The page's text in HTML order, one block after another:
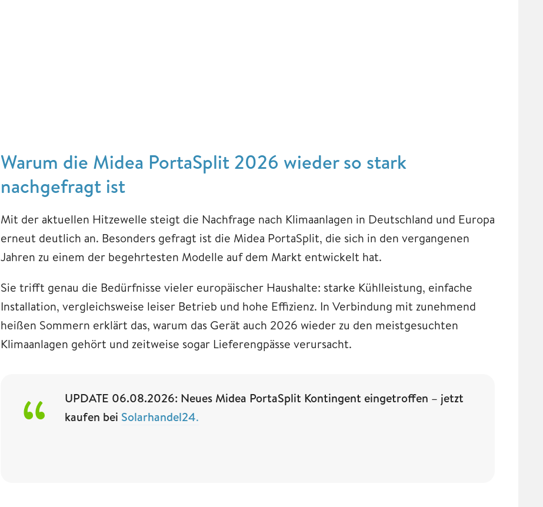
Warum die Midea PortaSplit 2026 wieder so stark
nachgefragt ist
Mit der aktuellen Hitzewelle steigt die Nachfrage nach Klimaanlagen in Deutschland und Europa
erneut deutlich an. Besonders gefragt ist die Midea PortaSplit, die sich in den vergangenen
Jahren zu einem der begehrtesten Modelle auf dem Markt entwickelt hat.
Sie trifft genau die Bedürfnisse vieler europäischer Haushalte: starke Kühlleistung, einfache
Installation, vergleichsweise leiser Betrieb und hohe Effizienz. In Verbindung mit zunehmend
heißen Sommern erklärt das, warum das Gerät auch 2026 wieder zu den meistgesuchten
Klimaanlagen gehört und zeitweise sogar Lieferengpässe verursacht.
UPDATE 06.08.2026: Neues Midea PortaSplit Kontingent eingetroffen – jetzt
kaufen bei Solarhandel24.